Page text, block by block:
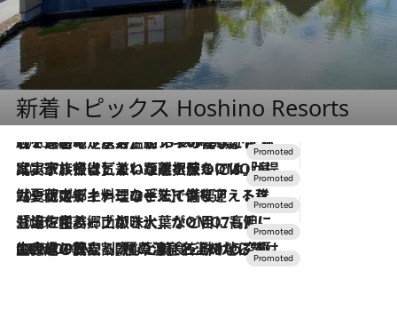
新着トピックス Hoshino Resorts
2026.8.7
【トンボの足水浴】ヒノキの香りに包まれて涼感マックス！約13℃の湧水かけ流しを避暑地「星野温泉 トンボの湯」で体験
2026.7.31
【ホテル帰省】という選択肢をOMOが提案。家族とほどよい距離を保つには「昼は実家、夜は気兼ねなくホテルで！」
2026.7.24
【夏限定ディナーコース】旬を迎える稚鮎や花ズッキーニなどをイタリア・トスカーナの郷土料理の手法で満喫！
2026.7.17
「土佐和ハーブかき氷」がOMO7高知に登場！生姜、山椒、大葉など目にも舌にも涼を呼ぶ郷土の味
2026.7.10
NEW OPEN！【界 草津】名湯の地に誕生。趣の異なる2種の温泉と上州ならではの会席・蕎麦割烹など美食を味わう究極の癒やし旅